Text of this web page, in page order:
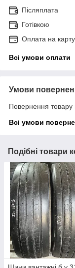
Післяплата
Готівкою
Оплата на карту
Всі умови оплати
Умови
Повернення товару
Всі умови
Подібні товари